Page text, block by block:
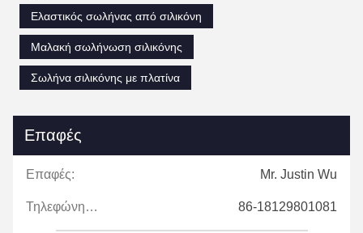
Ελαστικός σωλήνας από σιλικόνη
Μαλακή σωλήνωση σιλικόνης
Σωλήνα σιλικόνης με πλατίνα
Επαφές
Επαφές: Mr. Justin Wu
Τηλεφώνημα: 86-18129801081